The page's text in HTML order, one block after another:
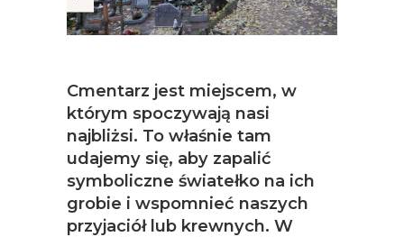
Cmentarz jest miejscem, w
którym spoczywają nasi
najbliżsi. To właśnie tam
udajemy się, aby zapalić
symboliczne światełko na ich
grobie i wspomnieć naszych
przyjaciół lub krewnych. W